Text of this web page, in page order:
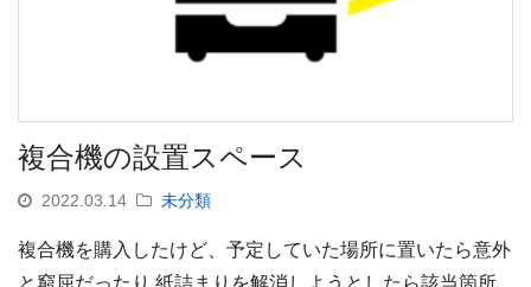
複合機の設置スペース
2022.03.14 未分類
複合機を購入したけど、予定していた場所に置いたら意外
と窮屈だったり 紙詰まりを解消しようとしたら該当箇所